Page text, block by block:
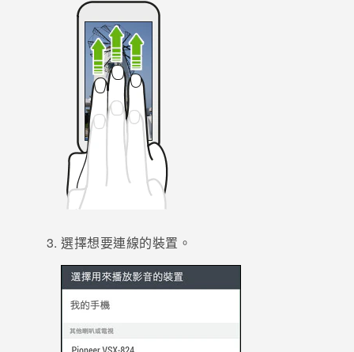
VIVELAND
選擇想要連線的裝置。